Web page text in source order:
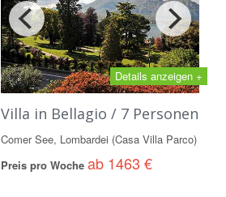
Details anzeigen +
Villa in Bellagio / 7 Personen
Comer See, Lombardei (Casa Villa Parco)
Preis pro Wocheab 1463 €